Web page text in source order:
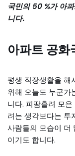
국민의 50 %가 아
니다.
아파트 공화
평생 직장생활을 해
위해 오늘도 누군가
니다. 피땀흘려 모
려는 생각보다는 투
사람들의 모습이 더
이기도 합니다.